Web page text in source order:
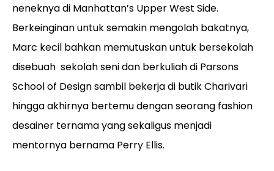
neneknya di Manhattan’s Upper West Side.
Berkeinginan untuk semakin mengolah bakatnya,
Marc kecil bahkan memutuskan untuk bersekolah
disebuah sekolah seni dan berkuliah di Parsons
School of Design sambil bekerja di butik Charivari
hingga akhirnya bertemu dengan seorang fashion
desainer ternama yang sekaligus menjadi
mentornya bernama Perry Ellis.